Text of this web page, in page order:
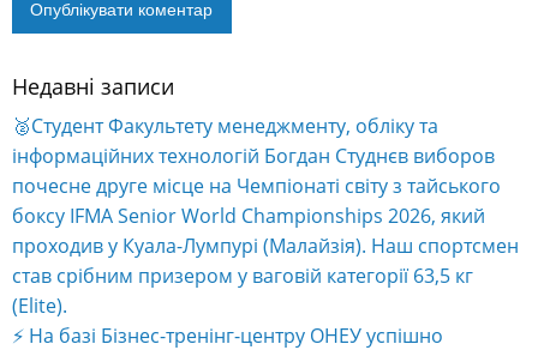
Недавні записи
🥈Студент Факультету менеджменту, обліку та
інформаційних технологій Богдан Студнєв виборов
почесне друге місце на Чемпіонаті світу з тайського
боксу IFMA Senior World Championships 2026, який
проходив у Куала-Лумпурі (Малайзія). Наш спортсмен
став срібним призером у ваговій категорії 63,5 кг
(Elite).
⚡️ На базі Бізнес-тренінг-центру ОНЕУ успішно